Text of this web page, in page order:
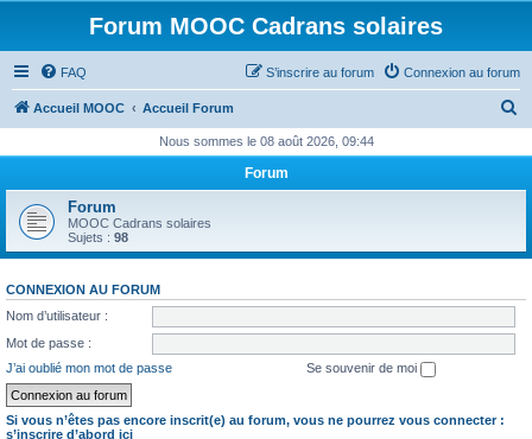
Forum MOOC Cadrans solaires
FAQ Connexion au forum
S’inscrire au forum
Accueil MOOC Accueil Forum
h
r
Nous sommes le 08 août 2026, 09:44
Forum
Forum
MOOC Cadrans solaires
Sujets : 98
CONNEXION AU FORUM
Nom d’utilisateur :
Mot de passe :
J’ai oublié mon mot de passe
Se souvenir de moi
Si vous n’êtes pas encore inscrit(e) au forum, vous ne pourrez vous connecter :
s’inscrire d’abord ici